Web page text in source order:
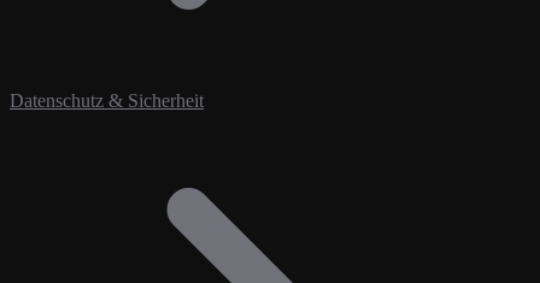
Datenschutz & Sicherheit